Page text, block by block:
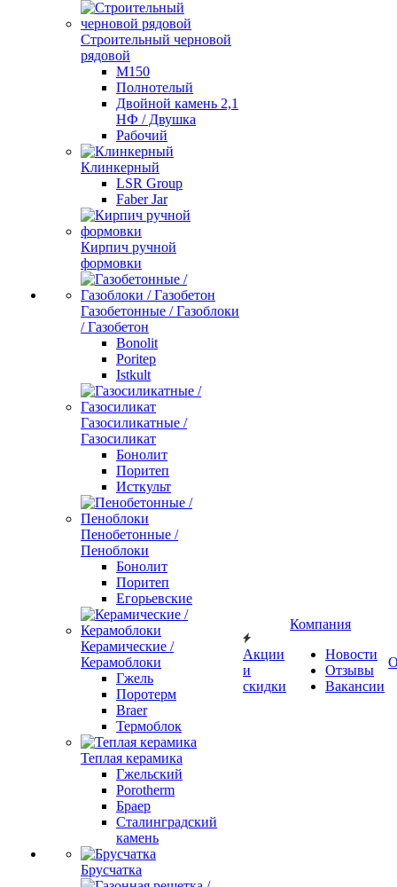
Строительный черновой
рядовой
М150
Полнотелый
Двойной камень 2,1
НФ / Двушка
Рабочий
Клинкерный
LSR Group
Faber Jar
Кирпич ручной
формовки
Газобетонные / Газоблоки
/ Газобетон
Bonolit
Poritep
Istkult
Газосиликатные /
Газосиликат
Бонолит
Поритеп
Исткульт
Пенобетонные /
Пеноблоки
Бонолит
Поритеп
Егорьевские
Керамические /
Керамоблоки
Гжель
Поротерм
Braer
Термоблок
Теплая керамика
Гжельский
Porotherm
Браер
Сталинградский
камень
Брусчатка
Акции
и
скидки
Компания
Новости
Отзывы
Вакансии